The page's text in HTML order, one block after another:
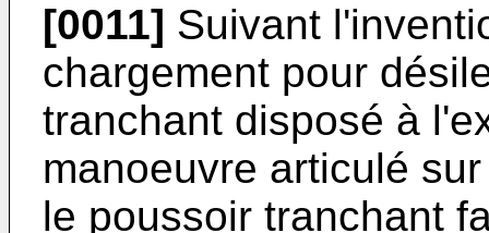
[0011] Suivant
chargement pour
tranchant disposé à
manoeuvre articulé
le poussoir tranchant